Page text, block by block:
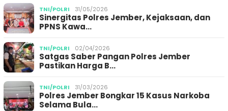
TNI/POLRI 31/05/2026
Sinergitas Polres Jember, Kejaksaan, dan
PPNS Kawa…
TNI/POLRI 02/04/2026
Satgas Saber Pangan Polres Jember
Pastikan Harga B…
TNI/POLRI 31/03/2026
Polres Jember Bongkar 15 Kasus Narkoba
Selama Bula…